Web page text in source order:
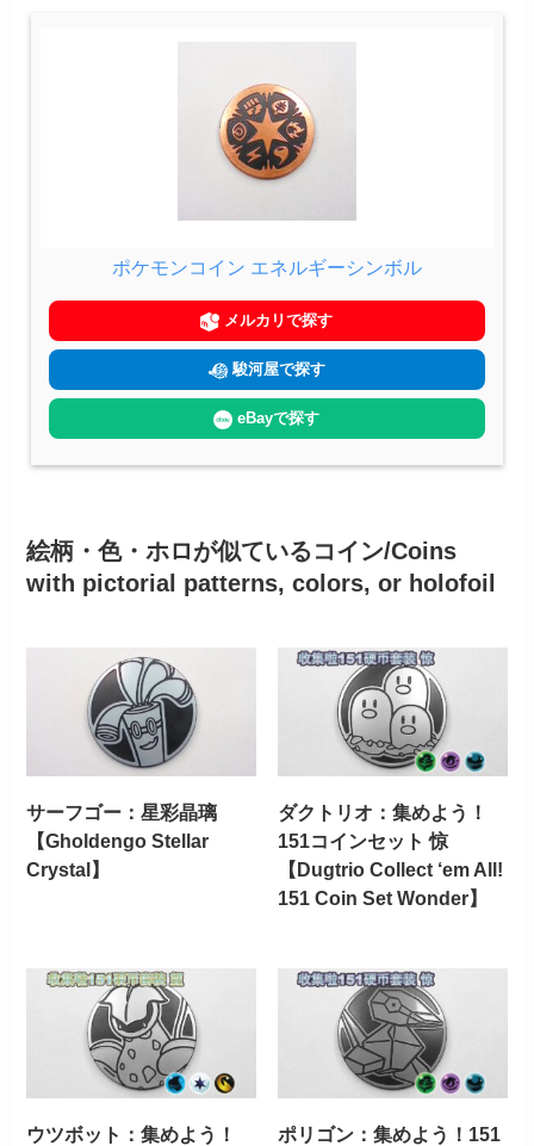
ポケモンコイン エネルギーシンボル
メルカリで探す
駿河屋で探す
eBayで探す
絵柄・色・ホロが似ているコイン/Coins
with pictorial patterns, colors, or holofoil
サーフゴー：星彩晶璃
【Gholdengo Stellar
Crystal】
ダクトリオ：集めよう！
151コインセット 惊
【Dugtrio Collect ‘em All!
151 Coin Set Wonder】
ウツボット：集めよう！
ポリゴン：集めよう！151